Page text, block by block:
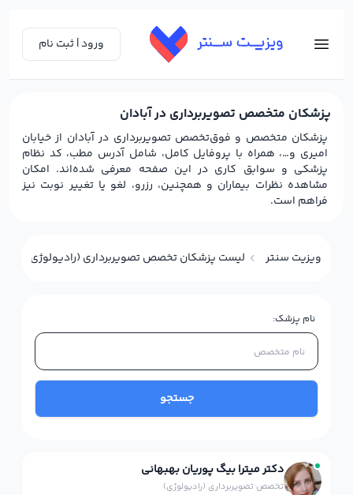
ورود | ثبت نام
پزشکان متخصص تصویربرداری در آبادان
پزشکان متخصص و فوق‌تخصص تصویربرداری در آبادان از خیابان
امیری و…، همراه با پروفایل کامل، شامل آدرس مطب، کد نظام
پزشکی و سوابق کاری در این صفحه معرفی شده‌اند. امکان
مشاهده نظرات بیماران و همچنین، رزرو، لغو یا تغییر نوبت نیز
فراهم است.
ویزیت سنتر لیست پزشکان تخصص تصویربرداری (رادیولوژی) در
نام پزشک:
جستجو
دکتر میترا بیگ پوریان بهبهانی
تخصص تصویربرداری (رادیولوژی)